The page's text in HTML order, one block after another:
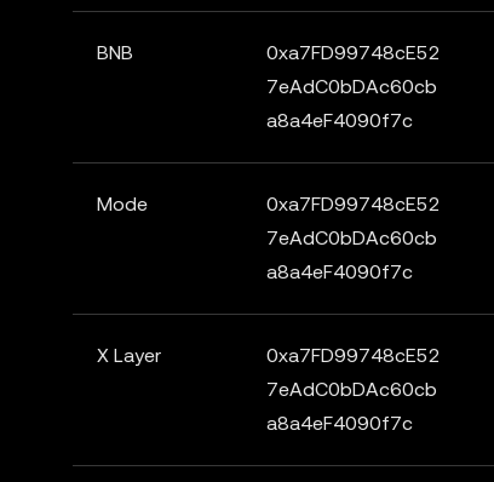
BNB
0xa7FD99748cE52
7eAdC0bDAc60cb
a8a4eF4090f7c
Mode
0xa7FD99748cE52
7eAdC0bDAc60cb
a8a4eF4090f7c
X Layer
0xa7FD99748cE52
7eAdC0bDAc60cb
a8a4eF4090f7c